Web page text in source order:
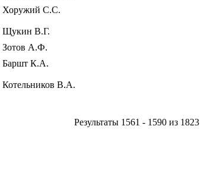
Хоружий С.С.
Щукин В.Г.
Зотов А.Ф.
Баршт К.А.
Котельников В.А.
Результаты 1561 - 1590 из 1823